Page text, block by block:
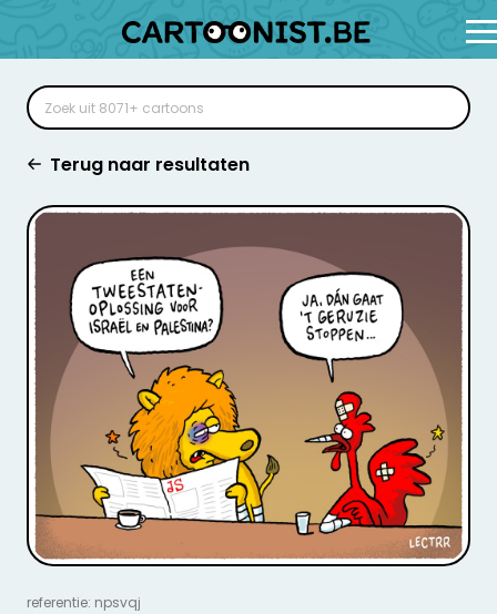
Terug naar resultaten
referentie: npsvqj